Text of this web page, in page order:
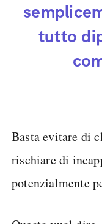
tutto
Basta evitare di
rischiare di
potenzialmente